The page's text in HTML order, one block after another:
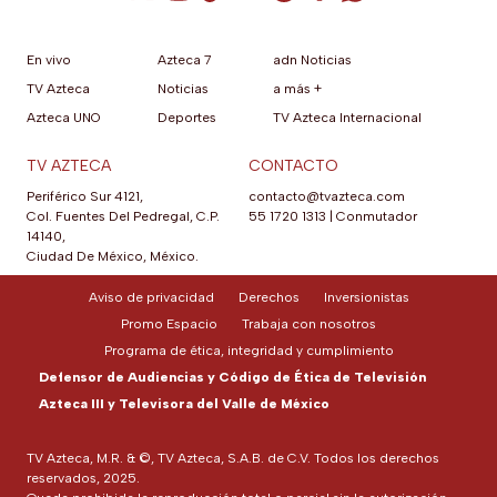
En vivo
TV Azteca
Azteca UNO
Azteca 7
Noticias
Deportes
adn Noticias
a más +
TV Azteca Internacional
TV AZTECA
Periférico Sur 4121,
Col. Fuentes Del Pedregal, C.P.
14140,
Ciudad De México, México.
CONTACTO
contacto@tvazteca.com
55 1720 1313
Conmutador
TV Azteca, M.R. & ©, TV Azteca, S.A.B. de C.V. Todos los derechos
reservados, 2025.
Aviso de privacidad Derechos
Inversionistas
Promo Espacio
Trabaja con nosotros
Programa de ética, integridad y cumplimiento
Defensor de Audiencias y Código de Ética de Televisión
Azteca III y Televisora del Valle de México